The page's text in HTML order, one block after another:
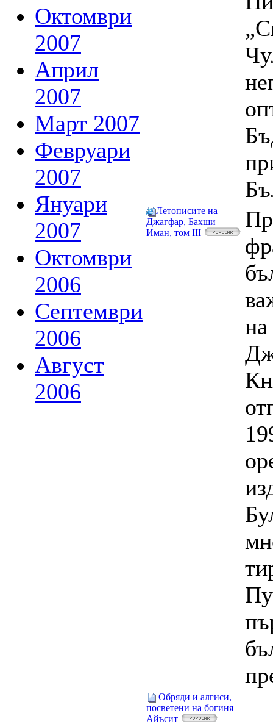
Октомври
2007
Април
2007
Март 2007
Февруари
2007
Януари
2007
Октомври
2006
Септември
2006
Август
2006
Летописите на
Джагфар, Бахши
Иман, том III
на
Обряди и алгиси,
посветени на богиня
Айъсит